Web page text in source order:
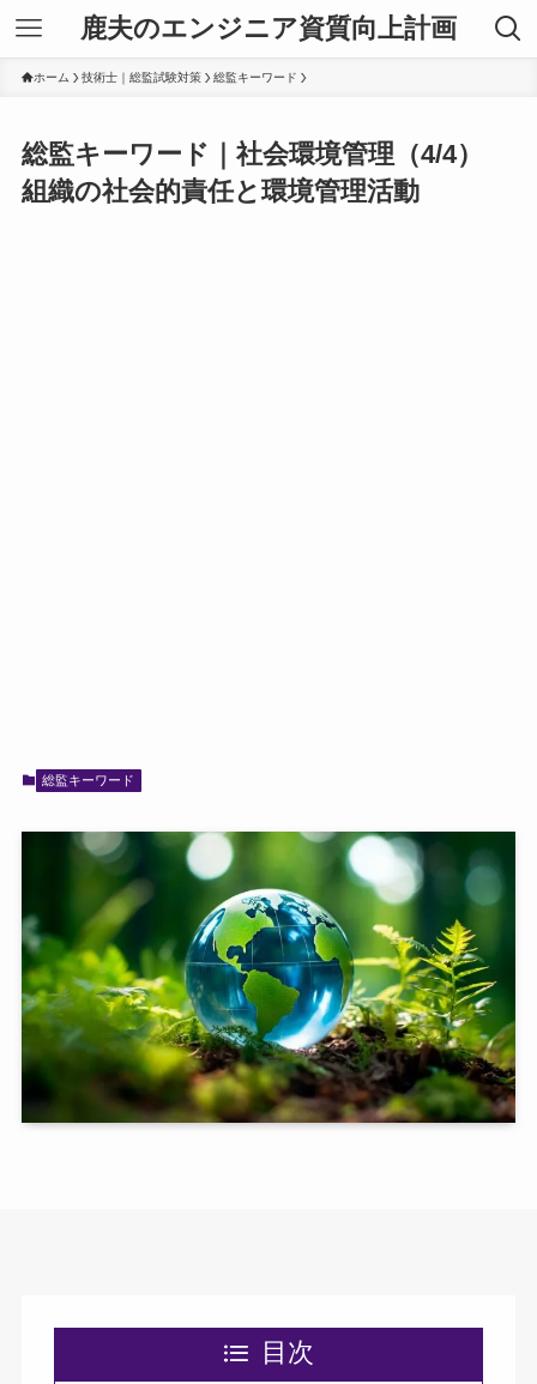
鹿夫のエンジニア資質向上計画
ホーム 技術士｜総監試験対策 総監キーワード
総監キーワード｜社会環境管理（4/4）
組織の社会的責任と環境管理活動
総監キーワード
目次